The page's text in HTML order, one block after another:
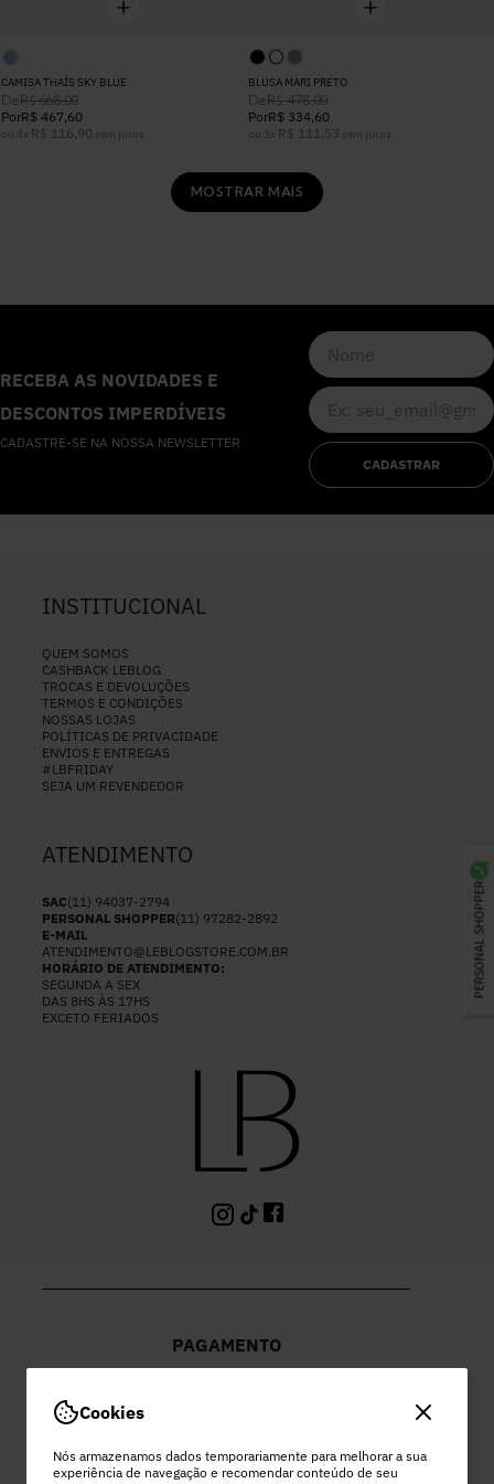
Cookies
Nós armazenamos dados temporariamente para melhorar a sua
experiência de navegação e recomendar conteúdo de seu
PERSONAL SHOPPER
CAMISA THAÍS SKY BLUE
DeR$ 668,00
PorR$ 467,60
ou 4 x R$ 116,90 sem juros
BLUSA MARI PRETO
DeR$ 478,00
PorR$ 334,60
ou 3 x R$ 111, 53 sem juros
MOSTRAR MAIS
RECEBA AS NOVIDADES E
DESCONTOS IMPERDÍVEIS
CADASTRE-SE NA NOSSA NEWSLETTER
CADASTRAR
INSTITUCIONAL
QUEM SOMOS
CASHBACK LEBLOG
TROCAS E DEVOLUÇÕES
TERMOS E CONDIÇÕES
NOSSAS LOJAS
POLÍTICAS DE PRIVACIDADE
ENVIOS E ENTREGAS
#LBFRIDAY
SEJA UM REVENDEDOR
ATENDIMENTO
SAC(11) 94037-2794
PERSONAL SHOPPER(11) 97282-2892
E-MAIL
ATENDIMENTO@LEBLOGSTORE.COM.BR
HORÁRIO DE ATENDIMENTO:
SEGUNDA A SEX
DAS 8HS ÀS 17HS
EXCETO FERIADOS
PAGAMENTO